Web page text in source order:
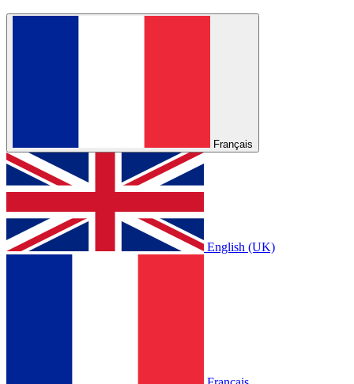
Français
English (UK)